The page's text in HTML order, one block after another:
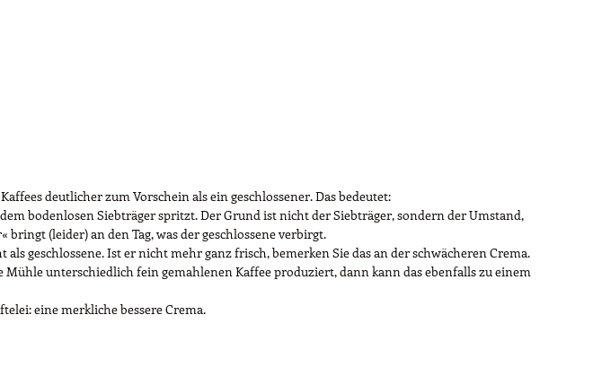
deutlicher zum Vorschein als ein geschlossener. Das bedeutet:
bodenlosen Siebträger spritzt. Der Grund ist nicht der Siebträger, sondern der Umstand,
(leider) an den Tag, was der geschlossene verbirgt.
geschlossene. Ist er nicht mehr ganz frisch, bemerken Sie das an der schwächeren Crema.
unterschiedlich fein gemahlenen Kaffee produziert, dann kann das ebenfalls zu einem
eine merkliche bessere Crema.